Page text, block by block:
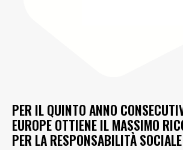
PER IL QUINTO ANNO
EUROPE OTTIENE IL MASSIMO
PER LA RESPONSABILITÀ